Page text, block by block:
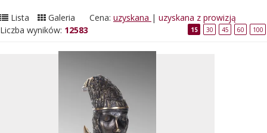
Lista Galeria Cena: uzyskana | uzyskana z prowizją
Liczba wyników: 12583 15 30 45 60 100